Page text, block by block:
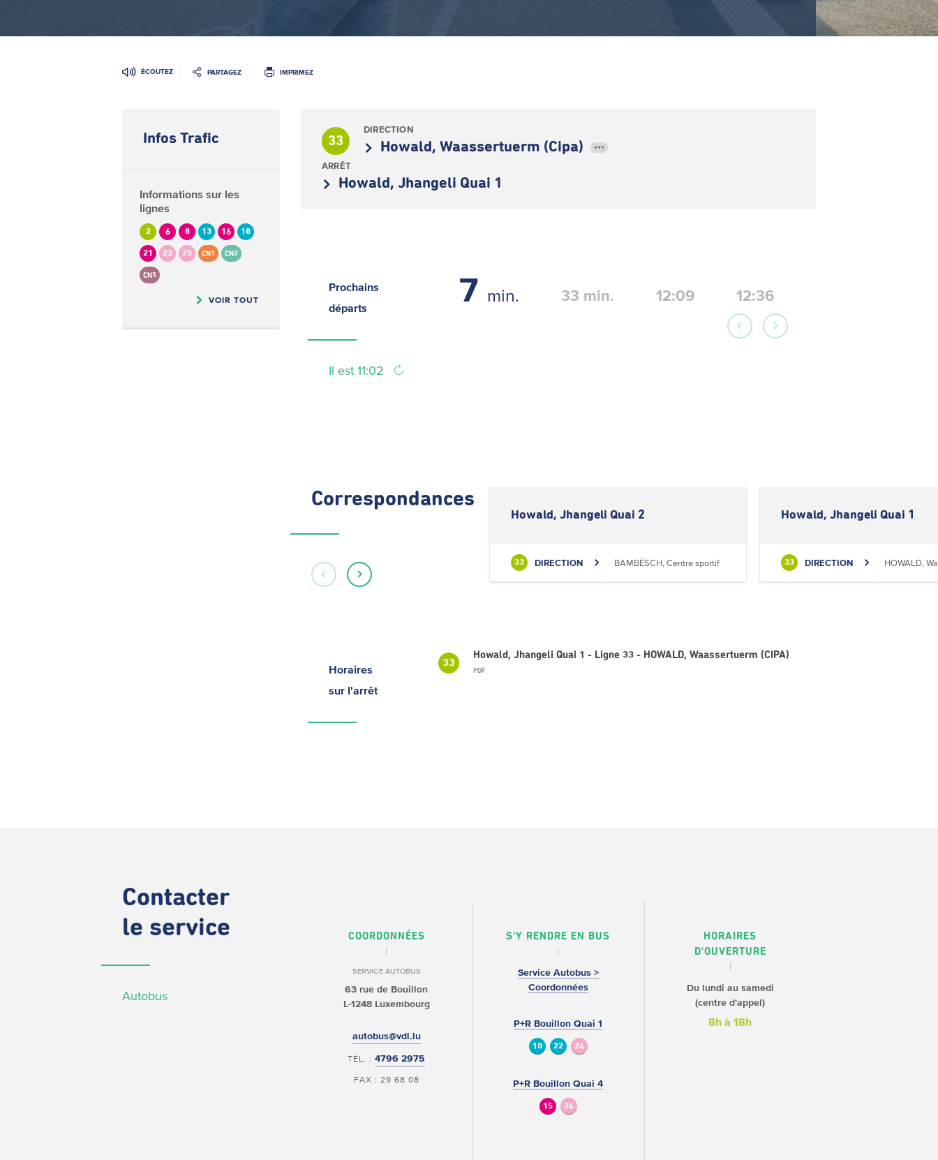
ÉCOUTEZ PARTAGEZ IMPRIMEZ
Infos Trafic
Informations sur les
lignes
2 6 8 13 16 18
21 23 25 CN1 CN2
CN5
VOIR TOUT
33
DIRECTION
Howald, Waassertuerm (Cipa) •••
ARRÊT
Howald, Jhangeli Quai 1
Prochains
départs
Il est 11:02
7 min. 33 min. 12:09 12:36
Correspondances
Howald, Jhangeli Quai 2
33 DIRECTION BAMBËSCH, Centre sportif
Howald, Jhangeli Quai 1
33 DIRECTION HOWALD,
Horaires
sur l'arrêt
33
Howald, Jhangeli Quai 1 - Ligne 33 - HOWALD, Waassertuerm (CIPA)
PDF
Contacter
le service
Autobus
COORDONNÉES
SERVICE AUTOBUS
63 rue de Bouillon
L-1248 Luxembourg
autobus@vdl.lu
TÉL. :4796 2975
FAX : 29 68 08
S'Y RENDRE EN BUS
Service Autobus >
Coordonnées
P+R Bouillon Quai 1
10 22 24
P+R Bouillon Quai 4
15 24
HORAIRES
D'OUVERTURE
Du lundi au samedi
(centre d'appel)
8h à 18h